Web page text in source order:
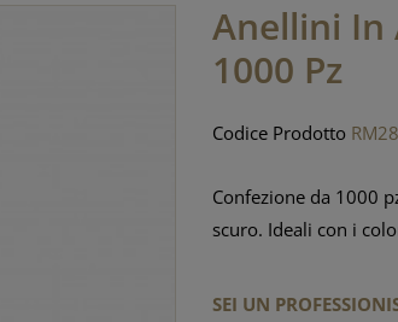
Anellini In
1000 Pz
Codice Prodotto RM28
Confezione da 1000
scuro. Ideali con i
SEI UN